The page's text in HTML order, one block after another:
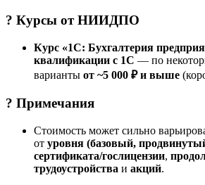
? Курсы отНИИДПО
Курс «1С: Бухгалтерия
квалификации с 1С — по
варианты от ~5 000 ₽ и выше
? Примечания
Стоимость может сильно
от уровня (базовый,
сертификата/гослицензии,
трудоустройства и акций.